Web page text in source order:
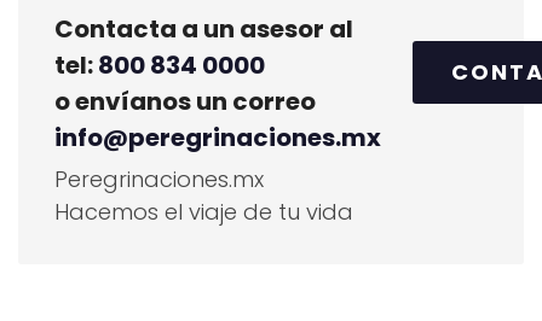
Contacta a un asesor al
tel:800 834 0000
o envíanos un correo
info@peregrinaciones.mx
Peregrinaciones.mx
Hacemos el viaje de tu vida